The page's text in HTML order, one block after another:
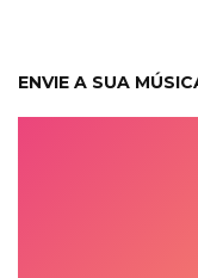
ENVIE A SUA